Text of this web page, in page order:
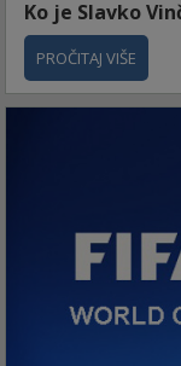
Ko je Slavko
PROČITAJ VIŠE